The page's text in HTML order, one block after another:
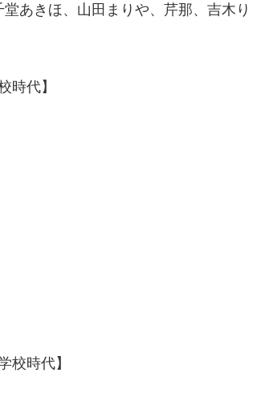
あきほ、山田まりや、芹那、吉木り
時代】
校時代】